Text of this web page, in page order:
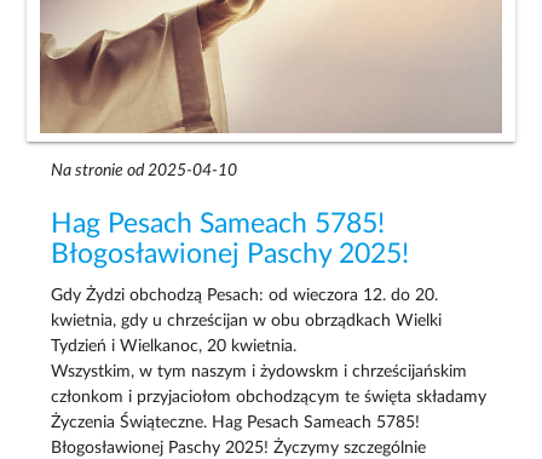
Na stronie od 2025-04-10
Hag Pesach Sameach 5785!
Błogosławionej Paschy 2025!
Gdy Żydzi obchodzą Pesach: od wieczora 12. do 20.
kwietnia, gdy u chrześcijan w obu obrządkach Wielki
Tydzień i Wielkanoc, 20 kwietnia.
Wszystkim, w tym naszym i żydowskm i chrześcijańskim
członkom i przyjaciołom obchodzącym te święta składamy
Życzenia Świąteczne. Hag Pesach Sameach 5785!
Błogosławionej Paschy 2025! Życzymy szczególnie